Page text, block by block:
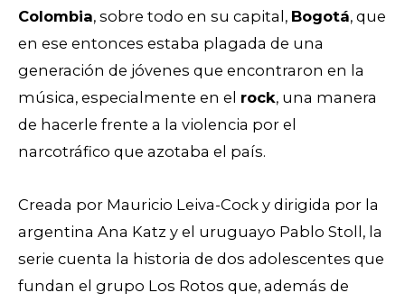
Colombia, sobre todo en su capital, Bogotá, que
en ese entonces estaba plagada de una
generación de jóvenes que encontraron en la
música, especialmente en el rock, una manera
de hacerle frente a la violencia por el
narcotráfico que azotaba el país.
Creada por Mauricio Leiva-Cock y dirigida por la
argentina Ana Katz y el uruguayo Pablo Stoll, la
serie cuenta la historia de dos adolescentes que
fundan el grupo Los Rotos que, además de